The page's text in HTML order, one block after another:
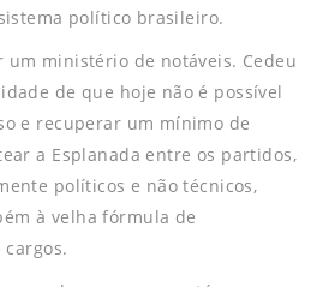
político brasileiro.
ministério de notáveis. Cedeu
de que hoje não é possível
e recuperar um mínimo de
a Esplanada entre os partidos,
políticos e não técnicos,
à velha fórmula de